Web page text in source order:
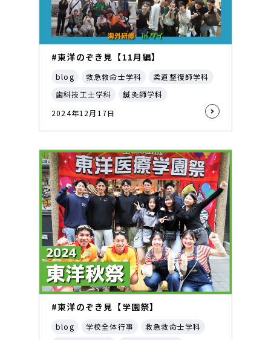
#東洋のぞき見【11月編】
blog 救急救命士学科
柔道整復師学科
歯科技工士学科
鍼灸師学科
2024年12月17日
#東洋のぞき見【学園祭】
blog 学校全体行事
救急救命士学科